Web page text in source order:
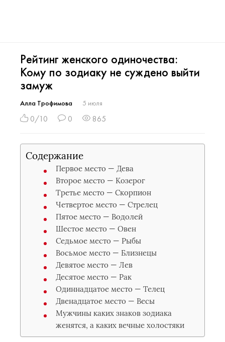
Рейтинг женского одиночества:
Кому по зодиаку не суждено выйти
замуж
Алла Трофимова 5 июля
0/10 0 865
Содержание
Первое место — Дева
Второе место — Козерог
Третье место — Скорпион
Четвертое место — Стрелец
Пятое место — Водолей
Шестое место — Овен
Седьмое место — Рыбы
Восьмое место — Близнецы
Девятое место — Лев
Десятое место — Рак
Одиннадцатое место — Телец
Двенадцатое место — Весы
Мужчины каких знаков зодиака
женятся, а каких вечные холостяки